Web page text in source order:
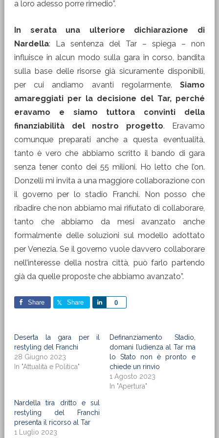
a loro adesso porre rimedio”.
In serata una ulteriore dichiarazione di
Nardella: La sentenza del Tar – spiega – non
influisce in alcun modo sulla gara in corso, bandita
sulla base delle risorse già sicuramente disponibili,
per cui andiamo avanti regolarmente.Siamo
amareggiati per la decisione del Tar, perché
eravamo e siamo tuttora convinti della
finanziabilità del nostro progetto. Eravamo
comunque preparati anche a questa eventualità,
tanto è vero che abbiamo scritto il bando di gara
senza tener conto dei 55 milioni. Ho letto che l’on.
Donzelli mi invita a una maggiore collaborazione con
il governo per lo stadio Franchi. Non posso che
ribadire che non abbiamo mai rifiutato di collaborare,
tanto che abbiamo da mesi avanzato anche
formalmente delle soluzioni sul modello adottato
per Venezia. Se il governo vuole davvero collaborare
nell’interesse della nostra città, può farlo partendo
già da quelle proposte che abbiamo avanzato”.
Share Share 0
Share
Deserta la gara per il
restyling del Franchi
28 Giugno 2023
In "Attualità e Politica"
Definanziamento Stadio,
domani l’udienza al Tar ma
lo Stato non è pronto e
chiede un rinvio
1 Agosto 2023
In "Apertura"
Nardella tira dritto e sul
restyling del Franchi
presenta il ricorso al Tar
1 Luglio 2023